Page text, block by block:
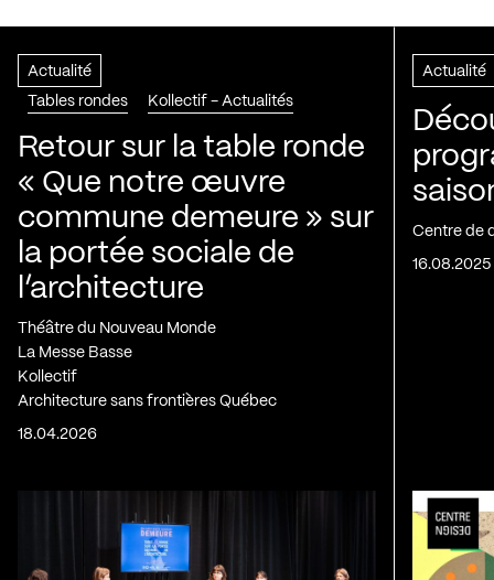
Actualité
Tables rondes
Kollectif - Actualités
Retour sur la table ronde
« Que notre œuvre
commune demeure » sur
la portée sociale de
l’architecture
Théâtre du Nouveau Monde
La Messe Basse
Kollectif
Architecture sans frontières Québec
18.04.2026
Actualité
Centre de
16.08.2025